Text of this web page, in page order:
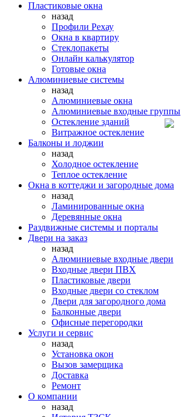
Пластиковые окна
назад
Профили Рехау
Окна в квартиру
Стеклопакеты
Онлайн калькулятор
Готовые окна
Алюминиевые системы
назад
Алюминиевые окна
Алюминиевые входные группы
Остекление зданий
Витражное остекление
Балконы и лоджии
назад
Холодное остекление
Теплое остекление
Окна в коттеджи и загородные дома
назад
Ламинированные окна
Деревянные окна
Раздвижные системы и порталы
Двери на заказ
назад
Алюминиевые входные двери
Входные двери ПВХ
Пластиковые двери
Входные двери со стеклом
Двери для загородного дома
Балконные двери
Офисные перегородки
Услуги и сервис
назад
Установка окон
Вызов замерщика
Доставка
Ремонт
О компании
назад